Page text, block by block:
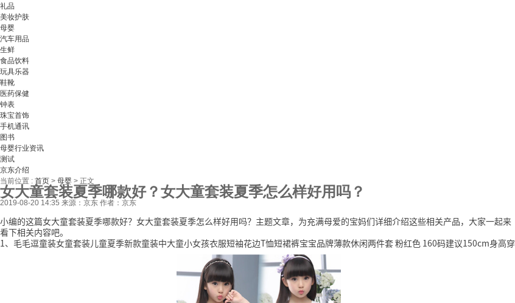
礼品
美妆护肤
母婴
汽车用品
生鲜
食品饮料
玩具乐器
鞋靴
医药保健
钟表
珠宝首饰
手机通讯
图书
母婴行业资讯
测试
京东介绍
当前位置 : 首页 > 母婴 > 正文
女大童套装夏季哪款好？女大童套装夏季怎么样好用吗？
2019-08-20 14:35 来源：京东 作者：京东
小编的这篇女大童套装夏季哪款好？女大童套装夏季怎么样好用吗？主题文章，为充满母爱的宝妈们详细介绍这些相关产品，大家一起来
看下相关内容吧。
1、毛毛逗童装女童套装儿童夏季新款童装中大童小女孩衣服短袖花边T恤短裙裤宝宝品牌薄款休闲两件套 粉红色 160码建议150cm身高穿